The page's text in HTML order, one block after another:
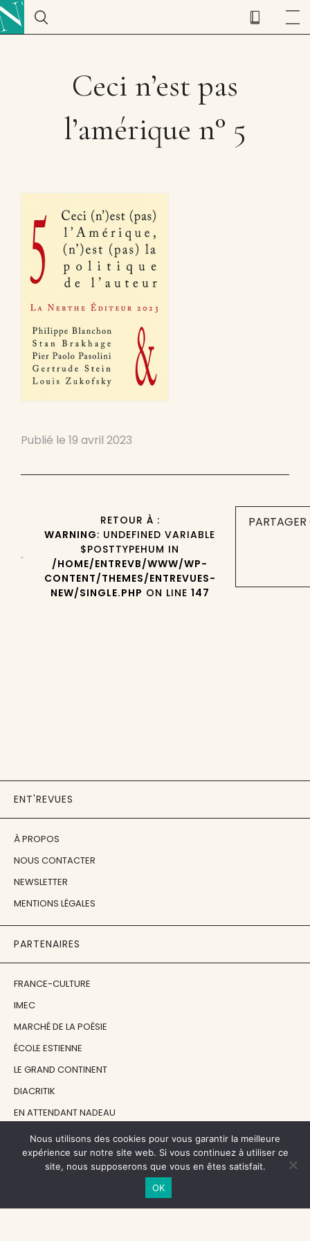
Ceci n’est pas
l’amérique n° 5
Publié le 19 avril 2023
RETOUR À :
WARNING: UNDEFINED VARIABLE
$POSTTYPEHUM IN
/HOME/ENTREVB/WWW/WP-
CONTENT/THEMES/ENTREVUES-
NEW/SINGLE.PHP ON LINE 147
ENT'REVUES
À PROPOS
NOUS CONTACTER
NEWSLETTER
MENTIONS LÉGALES
PARTENAIRES
FRANCE-CULTURE
IMEC
MARCHÉ DE LA POÉSIE
ÉCOLE ESTIENNE
LE GRAND CONTINENT
DIACRITIK
EN ATTENDANT NADEAU
NOS SOUTIENS
Nous utilisons des cookies pour vous garantir la meilleure
expérience sur notre site web. Si vous continuez à utiliser ce
site, nous supposerons que vous en êtes satisfait.
OK